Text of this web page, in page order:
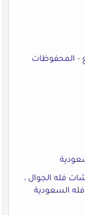
-المحفوظات
فله الجوال ،
السعودية